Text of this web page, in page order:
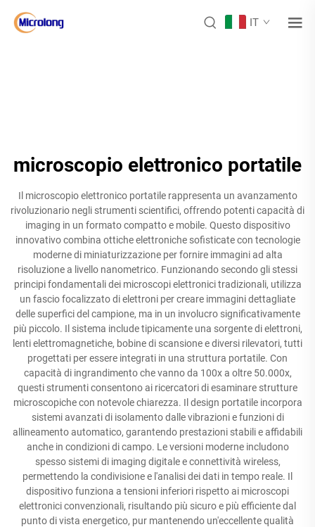
IT
microscopio elettronico portatile
Il microscopio elettronico portatile rappresenta un avanzamento
rivoluzionario negli strumenti scientifici, offrendo potenti capacità di
imaging in un formato compatto e mobile. Questo dispositivo
innovativo combina ottiche elettroniche sofisticate con tecnologie
moderne di miniaturizzazione per fornire immagini ad alta
risoluzione a livello nanometrico. Funzionando secondo gli stessi
principi fondamentali dei microscopi elettronici tradizionali, utilizza
un fascio focalizzato di elettroni per creare immagini dettagliate
delle superfici del campione, ma in un involucro significativamente
più piccolo. Il sistema include tipicamente una sorgente di elettroni,
lenti elettromagnetiche, bobine di scansione e diversi rilevatori, tutti
progettati per essere integrati in una struttura portatile. Con
capacità di ingrandimento che vanno da 100x a oltre 50.000x,
questi strumenti consentono ai ricercatori di esaminare strutture
microscopiche con notevole chiarezza. Il design portatile incorpora
sistemi avanzati di isolamento dalle vibrazioni e funzioni di
allineamento automatico, garantendo prestazioni stabili e affidabili
anche in condizioni di campo. Le versioni moderne includono
spesso sistemi di imaging digitale e connettività wireless,
permettendo la condivisione e l'analisi dei dati in tempo reale. Il
dispositivo funziona a tensioni inferiori rispetto ai microscopi
elettronici convenzionali, risultando più sicuro e più efficiente dal
punto di vista energetico, pur mantenendo un'eccellente qualità